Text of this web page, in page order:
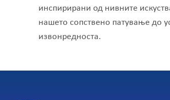
инспирирани од нивните
нашето сопствено патување до
извонредноста.